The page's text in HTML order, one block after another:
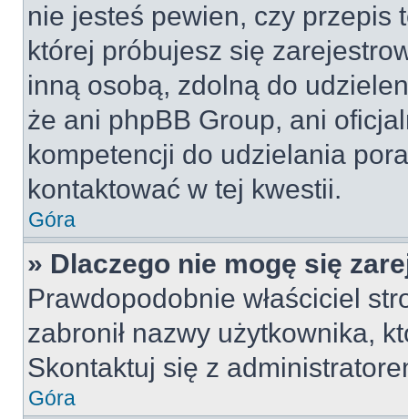
nie jesteś pewien, czy przepis
której próbujesz się
inną osobą, zdolną do
że ani phpBB Group, ani
kompetencji do udzielania
kontaktować w tej kwestii.
Góra
» Dlaczego nie mogę się
Prawdopodobnie właściciel
zabronił nazwy użytkownika,
Skontaktuj się z
Góra